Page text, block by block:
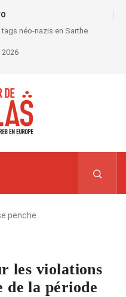
néo-nazis en Sarthe
2026
penche…
les violations
de la période